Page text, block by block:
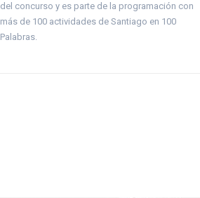
del concurso y es parte de la programación con
más de 100 actividades de Santiago en 100
Palabras.